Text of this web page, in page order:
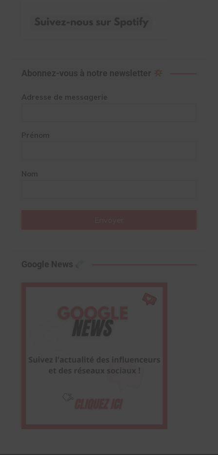
Abonnez-vous à notre newsletter
Adresse de messagerie
Prénom
Nom
Google News